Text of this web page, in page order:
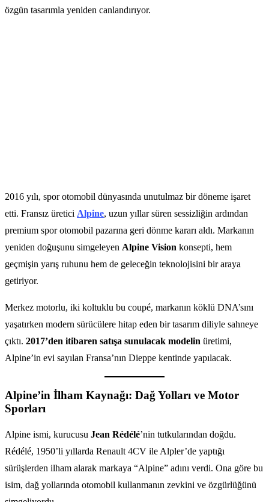
özgün tasarımla yeniden canlandırıyor.
2016 yılı, spor otomobil dünyasında unutulmaz bir döneme işaret
etti. Fransız üretici Alpine, uzun yıllar süren sessizliğin ardından
premium spor otomobil pazarına geri dönme kararı aldı. Markanın
yeniden doğuşunu simgeleyen Alpine Vision konsepti, hem
geçmişin yarış ruhunu hem de geleceğin teknolojisini bir araya
getiriyor.
Merkez motorlu, iki koltuklu bu coupé, markanın köklü DNA’sını
yaşatırken modern sürücülere hitap eden bir tasarım diliyle sahneye
çıktı. 2017’den itibaren satışa sunulacak modelin üretimi,
Alpine’in evi sayılan Fransa’nın Dieppe kentinde yapılacak.
Alpine’in İlham Kaynağı: Dağ Yolları ve Motor
Sporları
Alpine ismi, kurucusu Jean Rédélé’nin tutkularından doğdu.
Rédélé, 1950’li yıllarda Renault 4CV ile Alpler’de yaptığı
sürüşlerden ilham alarak markaya “Alpine” adını verdi. Ona göre bu
isim, dağ yollarında otomobil kullanmanın zevkini ve özgürlüğünü